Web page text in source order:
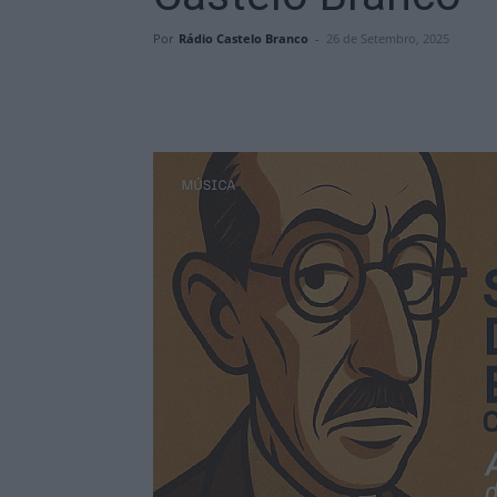
Por Rádio Castelo Branco - 26 de Setembro, 2025